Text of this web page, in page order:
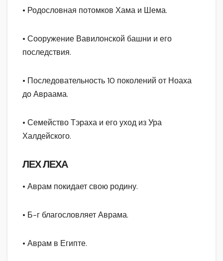
• Родословная потомков Хама и Шема.
• Сооружение Вавилонской башни и его
последствия.
• Последовательность 10 поколений от Ноаха
до Авраама.
• Семейство Тэраха и его уход из Ура
Халдейского.
ЛЕХ ЛЕХА
• Аврам покидает свою родину.
• Б-г благословляет Аврама.
• Аврам в Египте.